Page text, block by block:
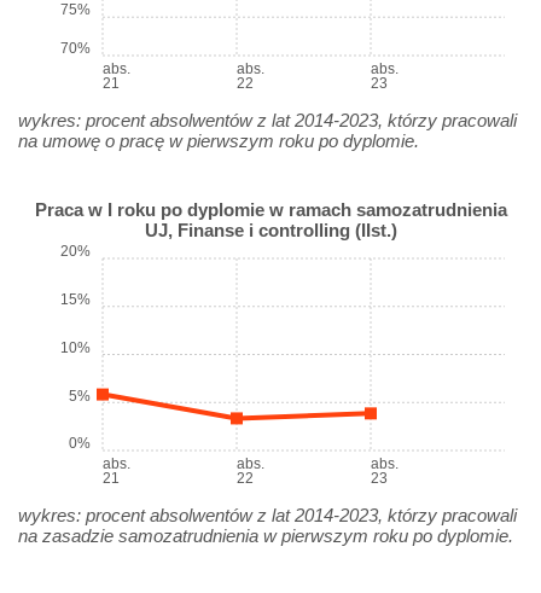
abs.
21
abs.
22
abs.
23
70%
75%
wykres: procent absolwentów z lat 2014-2023, którzy pracowali
na umowę o pracę w pierwszym roku po dyplomie.
Praca w I roku po dyplomie w ramach samozatrudnienia
UJ, Finanse i controlling (IIst.)
abs.
21
abs.
22
abs.
23
0%
5%
10%
15%
20%
wykres: procent absolwentów z lat 2014-2023, którzy pracowali
na zasadzie samozatrudnienia w pierwszym roku po dyplomie.